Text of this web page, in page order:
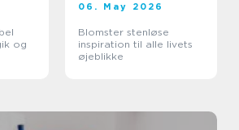
og
06. May 2026
Blomster stenløse
inspiration til alle livets
øjeblikke